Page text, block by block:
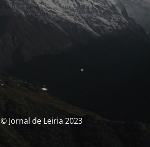
© Jornal de Leiria 2023